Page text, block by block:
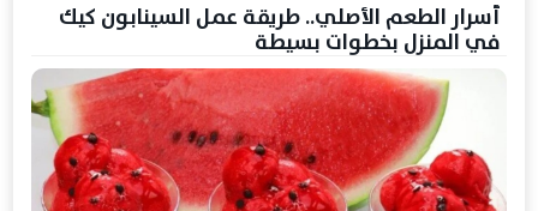
أسرار الطعم الأصلي.. طريقة عمل السينابون كيك
في المنزل بخطوات بسيطة